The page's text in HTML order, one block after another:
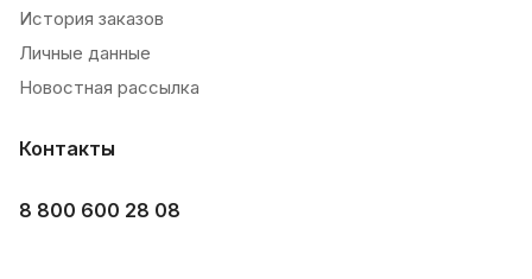
История заказов
Личные данные
Новостная рассылка
Контакты
8 800 600 28 08